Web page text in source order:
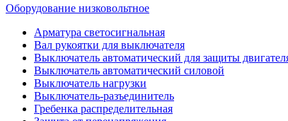
Оборудование низковольтное
Арматура светосигнальная
Вал рукоятки для выключателя
Выключатель автоматический для защиты
Выключатель автоматический силовой
Выключатель нагрузки
Выключатель-разъединитель
Гребенка распределительная